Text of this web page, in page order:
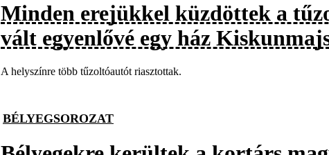
Minden erejükkel küzdöttek a
vált egyenlővé egy ház
A helyszínre több tűzoltóautót riasztottak.
BÉLYEGSOROZAT